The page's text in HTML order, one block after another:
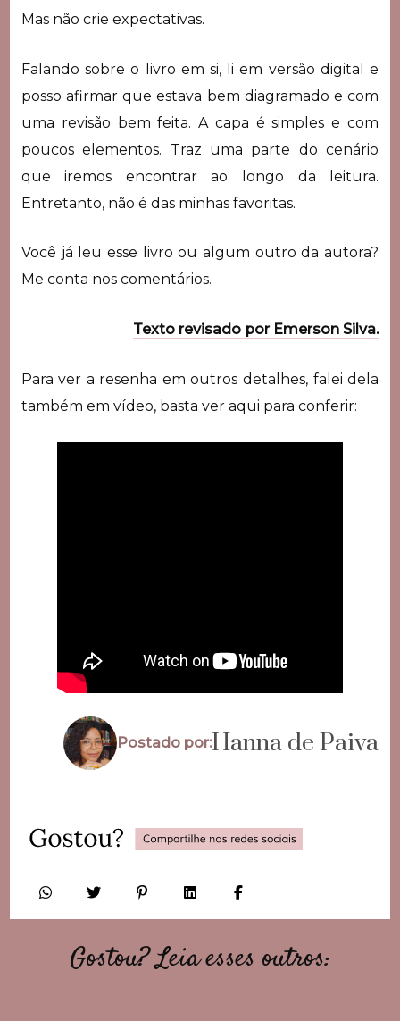
Mas não crie expectativas.
Falando sobre o livro em si, li em versão digital e
posso afirmar que estava bem diagramado e com
uma revisão bem feita. A capa é simples e com
poucos elementos. Traz uma parte do cenário
que iremos encontrar ao longo da leitura.
Entretanto, não é das minhas favoritas.
Você já leu esse livro ou algum outro da autora?
Me conta nos comentários.
Texto revisado por Emerson Silva.
Para ver a resenha em outros detalhes, falei dela
também em vídeo, basta ver aqui para conferir:
Postado por:Hanna de Paiva
Gostou? Leia esses outros: